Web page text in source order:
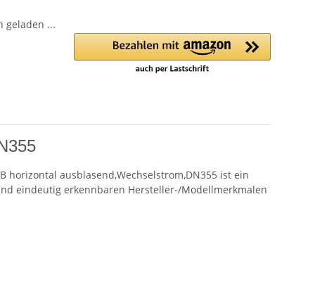
geladen ...
horizontal ausblasend,Wechselstrom,DN355 ist ein
eindeutig erkennbaren Hersteller-/Modellmerkmalen